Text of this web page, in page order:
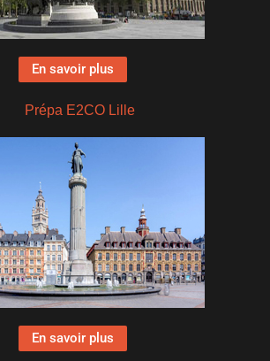
En savoir plus
Prépa E2CO Lille
En savoir plus